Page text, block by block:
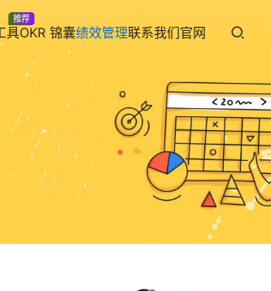
具
推荐
OKR 锦囊绩效管理联系我们官网